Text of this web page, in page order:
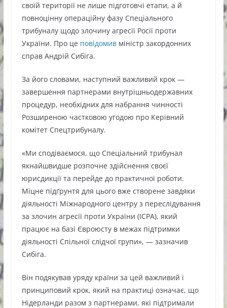
своїй території не лише підготовчі етапи, а й
повноцінну операційну фазу Спеціального
трибуналу щодо злочину агресії Росії проти
України. Про це повідомивміністр закордонних
справ Андрій Сибіга.
За його словами, наступний важливий крок —
завершення партнерами внутрішньодержавних
процедур, необхідних для набрання чинності
Розширеною частковою угодою про Керівний
комітет Спецтрибуналу.
«Ми сподіваємося, що Спеціальний трибунал
якнайшвидше розпочне здійснення своєї
юрисдикції та перейде до практичної роботи.
Міцне підґрунтя для цього вже створене завдяки
діяльності Міжнародного центру з переслідування
за злочин агресії проти України (ICPA), який
працює на базі Євроюсту в межах підтримки
діяльності Спільної слідчої групи», — зазначив
Сибіга.
Він подякував уряду країни за цей важливий і
принциповий крок, який на практиці означає, що
Нідерланди разом з партнерами, які підтримали